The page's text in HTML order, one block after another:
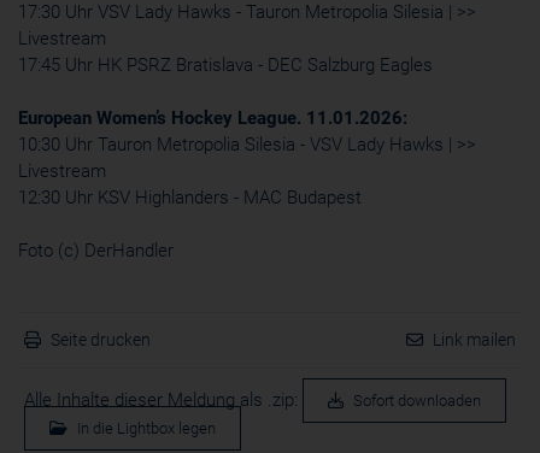
17:30 Uhr VSV Lady Hawks - Tauron Metropolia Silesia | >>
Livestream
17:45 Uhr HK PSRZ Bratislava - DEC Salzburg Eagles
European Women’s Hockey League. 11.01.2026:
10:30 Uhr Tauron Metropolia Silesia - VSV Lady Hawks | >>
Livestream
12:30 Uhr KSV Highlanders - MAC Budapest
Foto (c) DerHandler
Seite drucken Link mailen
Alle Inhalte dieser Meldung als .zip:
Sofort downloaden
In die Lightbox legen